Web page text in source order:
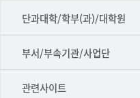
단과대학/학부(과)/대학원
■인문대학
▷국어국문학부
▷일본어·일본학과
부서/부속기관/사업단
공동기기센터
공학교육혁신센터
관련사이트
건강가정지원센터